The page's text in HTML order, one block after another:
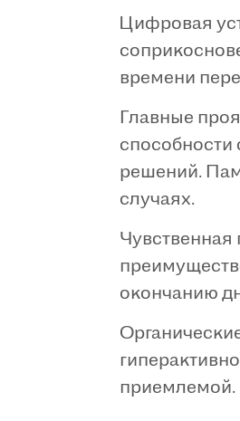
Цифровая
времени
Главные
способности
решений.
случаях.
Чувственная
окончанию
приемлемой.